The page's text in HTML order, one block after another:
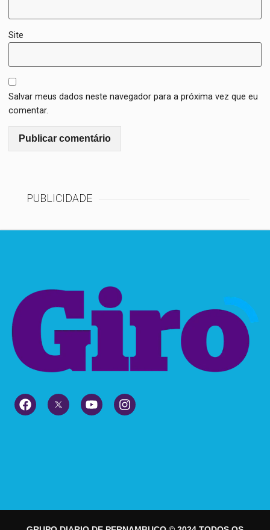
Site
Salvar meus dados neste navegador para a próxima vez que eu
comentar.
PUBLICIDADE